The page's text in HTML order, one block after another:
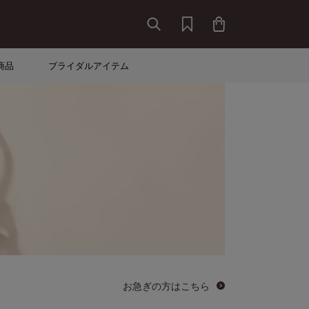
品 ブライダルアイテム
お急ぎの方はこちら